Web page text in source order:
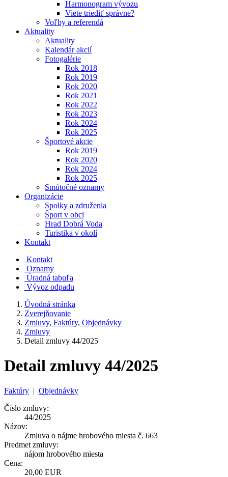
Harmonogram vývozu
Viete triediť správne?
Voľby a referendá
Aktuality
Aktuality
Kalendár akcií
Fotogalérie
Rok 2018
Rok 2019
Rok 2020
Rok 2021
Rok 2022
Rok 2023
Rok 2024
Rok 2025
Športové akcie
Rok 2019
Rok 2020
Rok 2024
Rok 2025
Smútočné oznamy
Organizácie
Spolky a združenia
Šport v obci
Hrad Dobrá Voda
Turistika v okolí
Kontakt
Kontakt
Oznamy
Úradná tabuľa
Vývoz odpadu
Úvodná stránka
Zverejňovanie
Zmluvy, Faktúry, Objednávky
Zmluvy
Detail zmluvy 44/2025
Detail zmluvy 44/2025
Faktúry | Objednávky
Číslo zmluvy:
44/2025
Názov:
Zmluva o nájme hrobového miesta č. 663
Predmet zmluvy:
nájom hrobového miesta
Cena:
20,00 EUR